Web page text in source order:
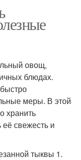
овощ,
блюдах.
меры. В этой
хранить
свежесть и
тыквы 1.